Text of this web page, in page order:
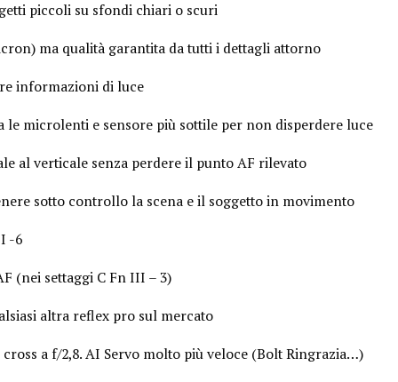
piccoli su sfondi chiari o scuri
ma qualità garantita da tutti i dettagli attorno
informazioni di luce
le microlenti e sensore più sottile per non disperdere luce
al verticale senza perdere il punto AF rilevato
sotto controllo la scena e il soggetto in movimento
-6
(nei settaggi C Fn III – 3)
altra reflex pro sul mercato
a f/2,8. AI Servo molto più veloce (Bolt Ringrazia…)